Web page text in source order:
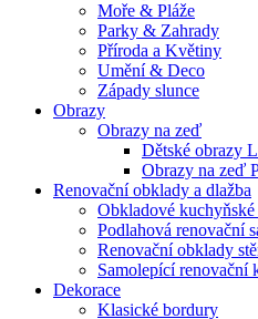
Moře & Pláže
Parky & Zahrady
Příroda a Květiny
Umění & Deco
Západy slunce
Obrazy
Obrazy na zeď
Dětské obrazy
Obrazy na zeď
Renovační obklady a dlažba
Obkladové kuchyňské
Podlahová renovační
Renovační obklady
Samolepící renovační
Dekorace
Klasické bordury